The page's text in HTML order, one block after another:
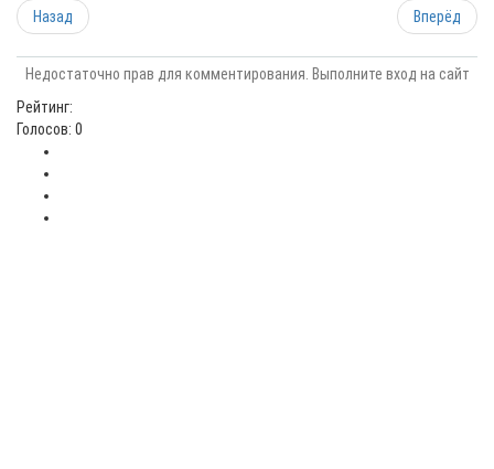
Назад Вперёд
Недостаточно прав для комментирования. Выполните вход на сайт
Рейтинг:
Голосов: 0